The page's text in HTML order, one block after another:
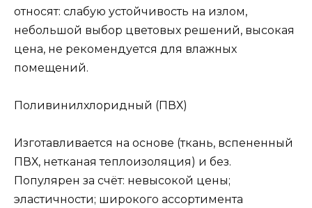
относят: слабую устойчивость на излом,
небольшой выбор цветовых решений, высокая
цена, не рекомендуется для влажных
помещений.
Поливинилхлоридный (ПВХ)
Изготавливается на основе (ткань, вспененный
ПВХ, нетканая теплоизоляция) и без.
Популярен за счёт: невысокой цены;
эластичности; широкого ассортимента